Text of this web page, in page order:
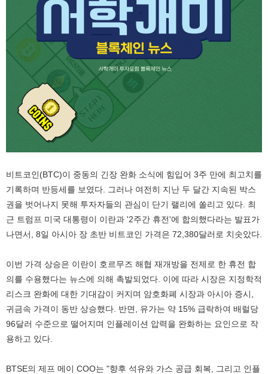
비트코인(BTC)이 중동의 긴장 완화 소식에 힘입어 3주 만에 최고치를
기록하며 반등세를 보였다. 그러나 여전히 지난 두 달간 지속된 박스
권을 벗어나지 못해 투자자들의 관심이 단기 랠리에 쏠리고 있다. 최
근 트럼프 미국 대통령이 이란과 '2주간 휴전'에 합의했다라는 발표가
나면서, 8일 아시아 장 초반 비트코인 가격은 72,380달러로 치솟았다.
이번 가격 상승은 이란이 호르무즈 해협 재개방을 전제로 한 휴전 합
의를 수용했다는 뉴스에 의해 촉발되었다. 이에 따라 시장은 지정학적
리스크 완화에 대한 기대감이 커지며 암호화폐 시장과 아시아 증시,
귀금속 가격이 동반 상승했다. 반면, 유가는 약 15% 급락하여 배럴당
96달러 수준으로 떨어지며 인플레이션 압력을 완화하는 요인으로 작
용하고 있다.
BTSE의 제프 메이 COO는 "향후 석유와 가스 공급 회복, 그리고 인플